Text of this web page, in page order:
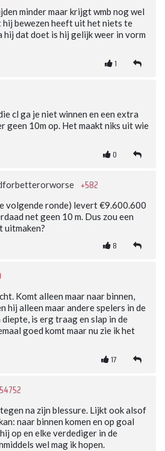
minder maar krijgt wmb nog wel
bewezen heeft uit het niets te
hij dat doet is hij gelijk weer in vorm
1
cl ga je niet winnen en een extra
geen 10m op. Het maakt niks uit wie
0
+582
volgende ronde) levert €9.600.600
net geen 10 m. Dus zou een
uitmaken?
8
Komt alleen maar naar binnen,
hij alleen maar andere spelers in de
is erg traag en slap in de
goed komt maar nu zie ik het
17
na zijn blessure. Lijkt ook alsof
naar binnen komen en op goal
op en elke verdediger in de
wel mag ik hopen.